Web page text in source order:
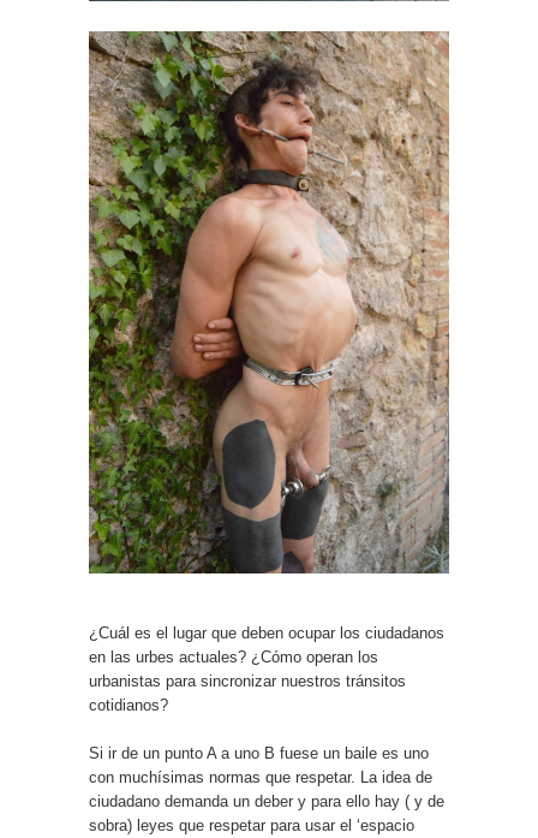
¿Cuál es el lugar que deben ocupar los ciudadanos
en las urbes actuales? ¿Cómo operan los
urbanistas para sincronizar nuestros tránsitos
cotidianos?
Si ir de un punto A a uno B fuese un baile es uno
con muchísimas normas que respetar. La idea de
ciudadano demanda un deber y para ello hay ( y de
sobra) leyes que respetar para usar el ‘espacio